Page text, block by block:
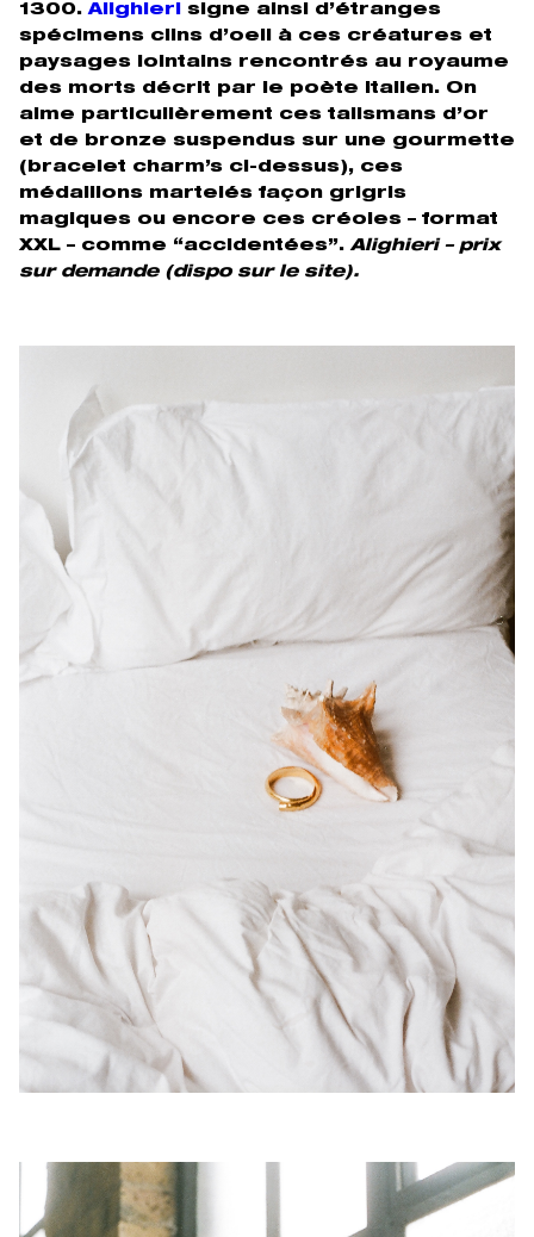
1300.Alighieri
signe ainsi d’étranges
spécimens clins d’oeil à ces créatures et
paysages lointains rencontrés au royaume
des morts décrit par le poète italien. On
aime particulièrement ces talismans d’or
et de bronze suspendus sur une gourmette
(bracelet charm’s ci-dessus), ces
médaillons martelés façon grigris
magiques ou encore ces créoles – format
XXL – comme “accidentées”.Alighieri – prix
sur demande (dispo sur le site).